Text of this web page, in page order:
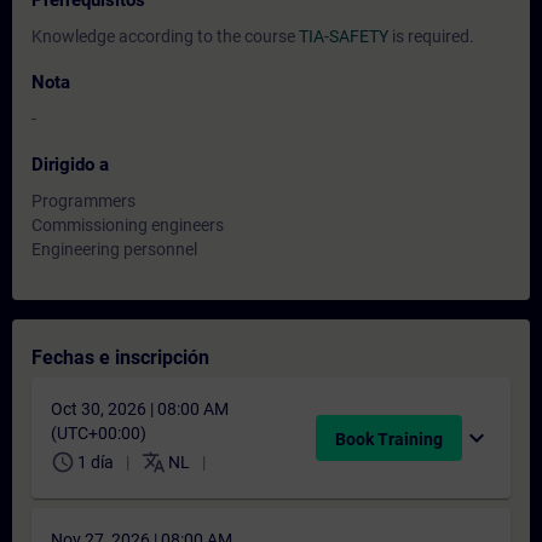
Knowledge according to the courseTIA-SAFETY is required.
Nota
-
Dirigido a
Programmers
Commissioning engineers
Engineering personnel
Fechas e inscripción
Oct 30, 2026 | 08:00 AM
(UTC+00:00)
schedule 1 día translate NL
Book Training expand_more